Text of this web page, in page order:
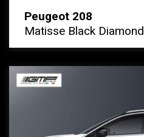
Peugeot 208
Matisse Black Diamond